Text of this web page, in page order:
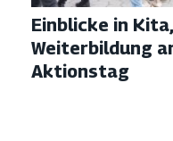
Einblicke in
Weiterbildung
Aktionstag